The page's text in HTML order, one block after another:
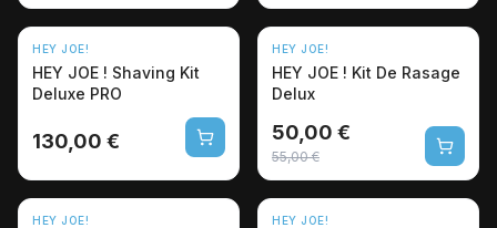
HEY JOE!
HEY JOE ! Shaving Kit
Deluxe PRO
130,00 €
-9%
HEY JOE!
HEY JOE ! Kit De Rasage
Delux
50,00 €
55,00 €
HEY JOE! HEY JOE!